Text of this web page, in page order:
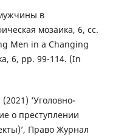
в
мозаика, 6, cc.
Men in a Changing
6, pp. 99-114. (In
‘Уголовно-
о преступлении
Право Журнал